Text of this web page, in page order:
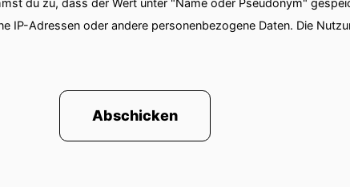
du zu, dass der Wert unter "Name oder Pseudonym"
IP-Adressen oder andere personenbezogene Daten. Die
Abschicken